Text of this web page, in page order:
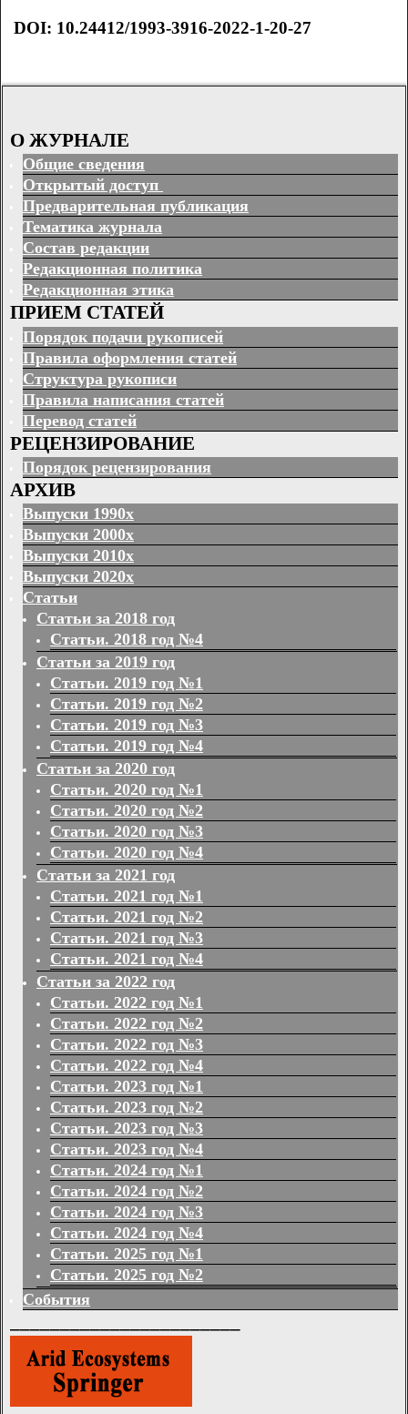
DOI: 10.24412/1993-3916-2022-1-20-27
О ЖУРНАЛЕ
Общие сведения
Открытый доступ
Предварительная публикация
Тематика журнала
Состав редакции
Редакционная политика
Редакционная этика
ПРИЕМ СТАТЕЙ
Порядок подачи рукописей
Правила оформления статей
Структура рукописи
Правила написания статей
Перевод статей
РЕЦЕНЗИРОВАНИЕ
Порядок рецензирования
АРХИВ
Выпуски 1990х
Выпуски 2000х
Выпуски 2010х
Выпуски 2020х
Статьи
Статьи за 2018 год
Статьи. 2018 год №4
Статьи за 2019 год
Статьи. 2019 год №1
Статьи. 2019 год №2
Статьи. 2019 год №3
Статьи. 2019 год №4
Статьи за 2020 год
Статьи. 2020 год №1
Статьи. 2020 год №2
Статьи. 2020 год №3
Статьи. 2020 год №4
Статьи за 2021 год
Статьи. 2021 год №1
Статьи. 2021 год №2
Статьи. 2021 год №3
Статьи. 2021 год №4
Статьи за 2022 год
Статьи. 2022 год №1
Статьи. 2022 год №2
Статьи. 2022 год №3
Статьи. 2022 год №4
Статьи. 2023 год №1
Статьи. 2023 год №2
Статьи. 2023 год №3
Статьи. 2023 год №4
Статьи. 2024 год №1
Статьи. 2024 год №2
Статьи. 2024 год №3
Статьи. 2024 год №4
Статьи. 2025 год №1
Статьи. 2025 год №2
События